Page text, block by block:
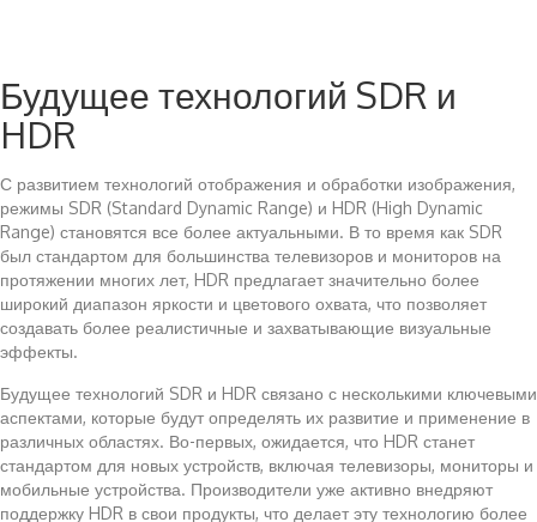
Будущее технологий SDR и
HDR
С развитием технологий отображения и обработки изображения,
режимы SDR (Standard Dynamic Range) и HDR (High Dynamic
Range) становятся все более актуальными. В то время как SDR
был стандартом для большинства телевизоров и мониторов на
протяжении многих лет, HDR предлагает значительно более
широкий диапазон яркости и цветового охвата, что позволяет
создавать более реалистичные и захватывающие визуальные
эффекты.
Будущее технологий SDR и HDR связано с несколькими ключевыми
аспектами, которые будут определять их развитие и применение в
различных областях. Во-первых, ожидается, что HDR станет
стандартом для новых устройств, включая телевизоры, мониторы и
мобильные устройства. Производители уже активно внедряют
поддержку HDR в свои продукты, что делает эту технологию более